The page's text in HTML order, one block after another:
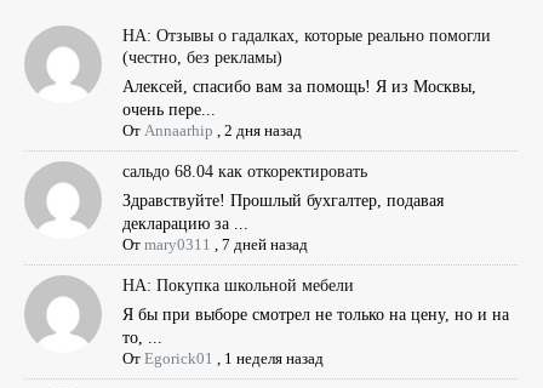
НА: Отзывы о гадалках, которые реально помогли
(честно, без рекламы)
Алексей, спасибо вам за помощь! Я из Москвы,
очень пере...
От Annaarhip ,2 дня назад
сальдо 68.04 как откоректировать
Здравствуйте! Прошлый бухгалтер, подавая
декларацию за ...
Отmary0311 ,7 дней назад
НА: Покупка школьной мебели
Я бы при выборе смотрел не только на цену, но и на
то, ...
ОтEgorick01 1 неделя назад